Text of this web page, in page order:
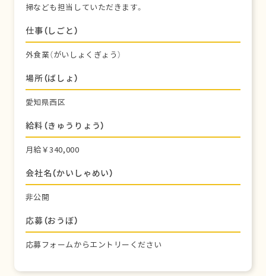
掃なども担当していただきます。
仕事（しごと）
外食業（がいしょくぎょう）
場所（ばしょ）
愛知県西区
給料（きゅうりょう）
月給￥340,000
会社名（かいしゃめい）
非公開
応募（おうぼ）
応募フォームからエントリーください